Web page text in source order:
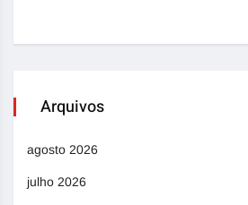
Arquivos
agosto 2026
julho 2026